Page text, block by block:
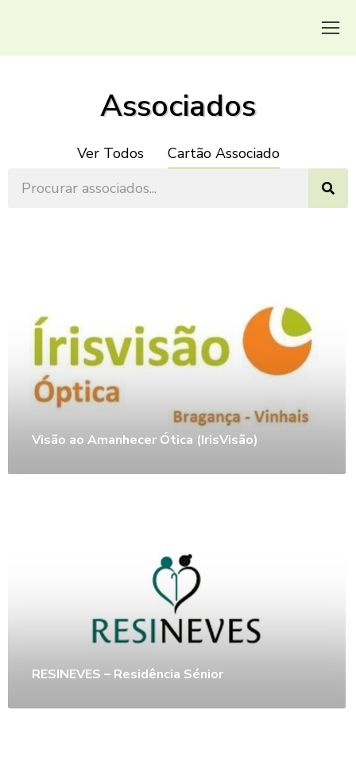
Associados
Ver Todos Cartão Associado
Visão ao Amanhecer Ótica (IrisVisão)
RESINEVES – Residência Sénior